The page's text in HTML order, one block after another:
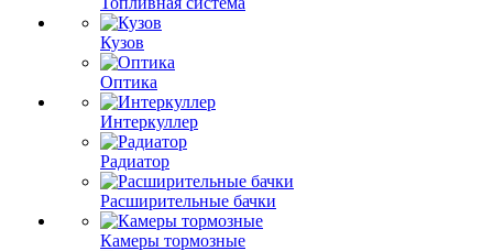
Кузов
Оптика
Интеркуллер
Радиатор
Расширительные бачки
Камеры тормозные